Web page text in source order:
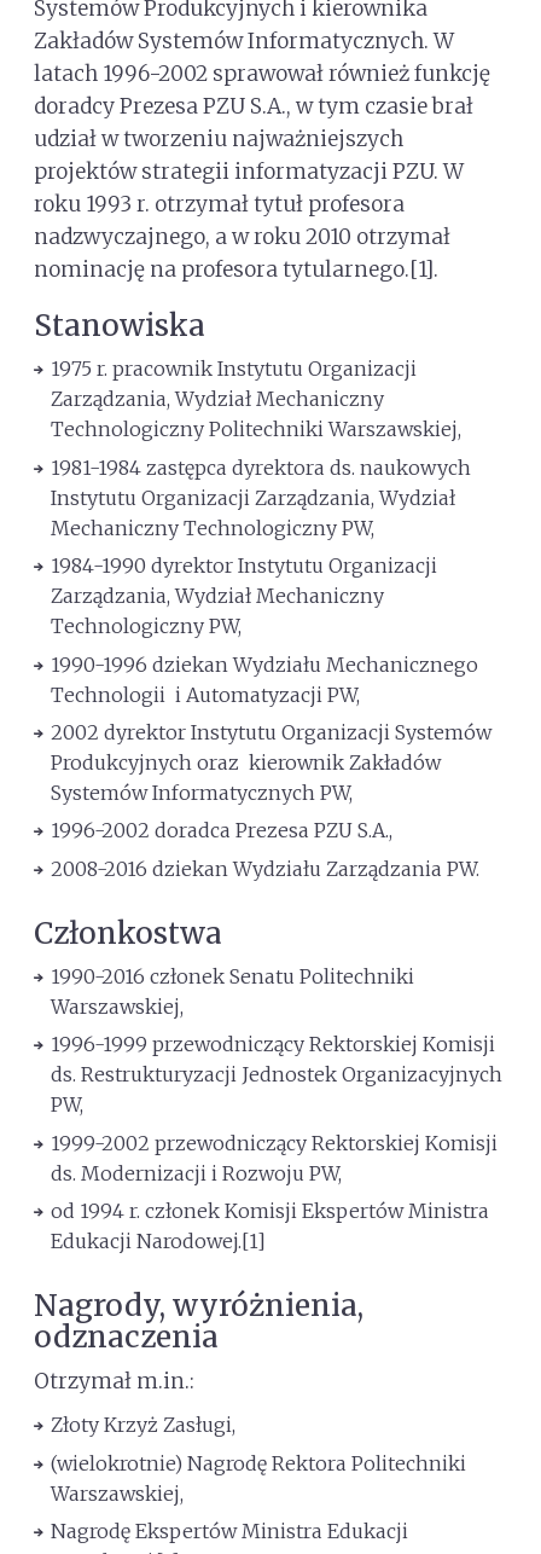
Systemów Produkcyjnych i kierownika
Zakładów Systemów Informatycznych. W
latach 1996-2002 sprawował również funkcję
doradcy Prezesa PZU S.A., w tym czasie brał
udział w tworzeniu najważniejszych
projektów strategii informatyzacji PZU. W
roku 1993 r. otrzymał tytuł profesora
nadzwyczajnego, a w roku 2010 otrzymał
nominację na profesora tytularnego.[1].
Stanowiska
1975 r. pracownik Instytutu Organizacji
Zarządzania, Wydział Mechaniczny
Technologiczny Politechniki Warszawskiej,
1981-1984 zastępca dyrektora ds. naukowych
Instytutu Organizacji Zarządzania, Wydział
Mechaniczny Technologiczny PW,
1984-1990 dyrektor Instytutu Organizacji
Zarządzania, Wydział Mechaniczny
Technologiczny PW,
1990-1996 dziekan Wydziału Mechanicznego
Technologii i Automatyzacji PW,
2002 dyrektor Instytutu Organizacji Systemów
Produkcyjnych oraz kierownik Zakładów
Systemów Informatycznych PW,
1996-2002 doradca Prezesa PZU S.A.,
2008-2016 dziekan Wydziału Zarządzania PW.
Członkostwa
1990-2016 członek Senatu Politechniki
Warszawskiej,
1996-1999 przewodniczący Rektorskiej Komisji
ds. Restrukturyzacji Jednostek Organizacyjnych
PW,
1999-2002 przewodniczący Rektorskiej Komisji
ds. Modernizacji i Rozwoju PW,
od 1994 r. członek Komisji Ekspertów Ministra
Edukacji Narodowej.[1]
Nagrody, wyróżnienia,
odznaczenia
Otrzymał m.in.:
Złoty Krzyż Zasługi,
(wielokrotnie) Nagrodę Rektora Politechniki
Warszawskiej,
Nagrodę Ekspertów Ministra Edukacji